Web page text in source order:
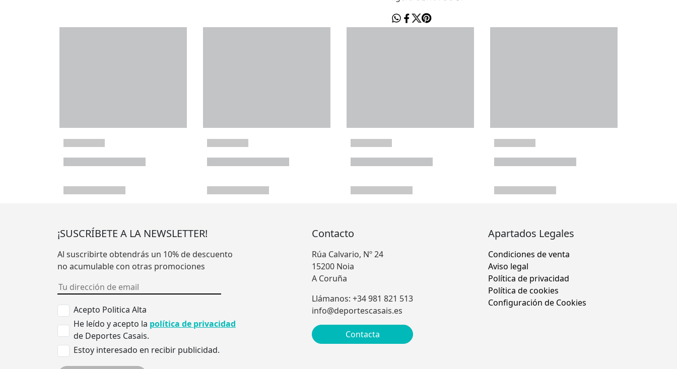
¡SUSCRÍBETE A LA NEWSLETTER!
Al suscribirte obtendrás un 10% de descuento
no acumulable con otras promociones
Acepto Politica Alta
He leído y acepto la política de privacidad
de Deportes Casais.
Estoy interesado en recibir publicidad.
Contacto
Rúa Calvario, Nº 24
15200 Noia
A Coruña
Llámanos: +34 981 821 513
info@deportescasais.es
Contacta
Apartados Legales
Condiciones de venta
Aviso legal
Política de privacidad
Política de cookies
Configuración de Cookies